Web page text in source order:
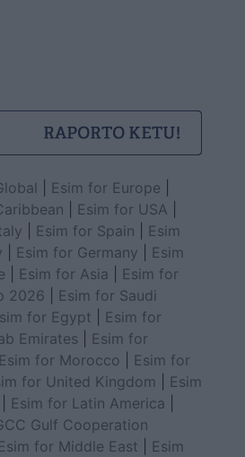
Esim for Europe
Esim for USA
Esim for Spain
Esim
Esim for Germany
Esim
Esim for Asia
Esim for
2026
Esim for Saudi
for Egypt
Esim for
Emirates
Esim for
Esim for Morocco
Esim for
for United Kingdom
Esim
Esim for Latin America
Gulf Cooperation
Esim for Middle East
Esim